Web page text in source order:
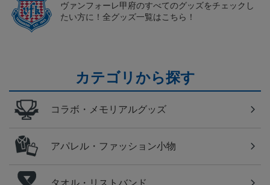
ヴァンフォーレ甲府のすべてのグッズをチェックし
たい方に！全グッズ一覧はこちら！
カテゴリから探す
コラボ・メモリアルグッズ
アパレル・ファッション小物